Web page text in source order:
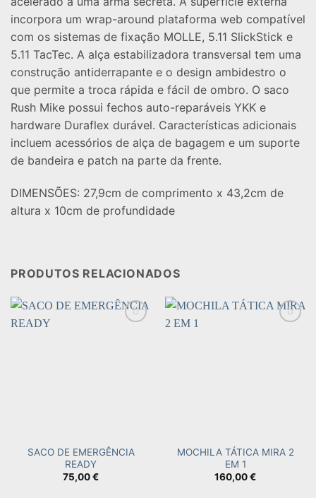
incorpora um wrap-around plataforma web compatível
com os sistemas de fixação MOLLE, 5.11 SlickStick e
5.11 TacTec. A alça estabilizadora transversal tem uma
construção antiderrapante e o design ambidestro o
que permite a troca rápida e fácil de ombro. O saco
Rush Mike possui fechos auto-reparáveis YKK e
hardware Duraflex durável. Características adicionais
incluem acessórios de alça de bagagem e um suporte
de bandeira e patch na parte da frente.
DIMENSÕES: 27,9cm de comprimento x 43,2cm de
altura x 10cm de profundidade
PRODUTOS RELACIONADOS
SACO DE EMERGÊNCIA
READY
75,00€
MOCHILA TÁTICA MIRA 2
EM 1
160,00€